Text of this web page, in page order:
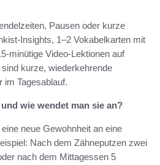
Pausen oder kurze
Insights, 1–2 Vokabelkarten mit
minütige Video-Lektionen auf
kurze, wiederkehrende
im Tagesablauf.
wie wendet man sie an?
neue Gewohnheit an eine
Nach dem Zähneputzen zwei
nach dem Mittagessen 5